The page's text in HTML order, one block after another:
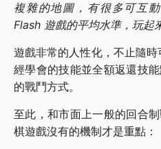
複雜的地圖，有很多可互
Flash 遊戲的平均水準，玩起
遊戲非常的人性化，不止隨
經學會的技能並全額返還技
的戰鬥方式。
至此，和市面上一般的回合
棋遊戲沒有的機制才是重點：